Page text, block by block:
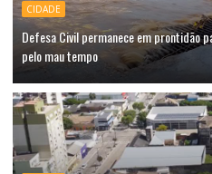
CIDADE
Defesa Civil permanece em prontidão
pelo mau tempo